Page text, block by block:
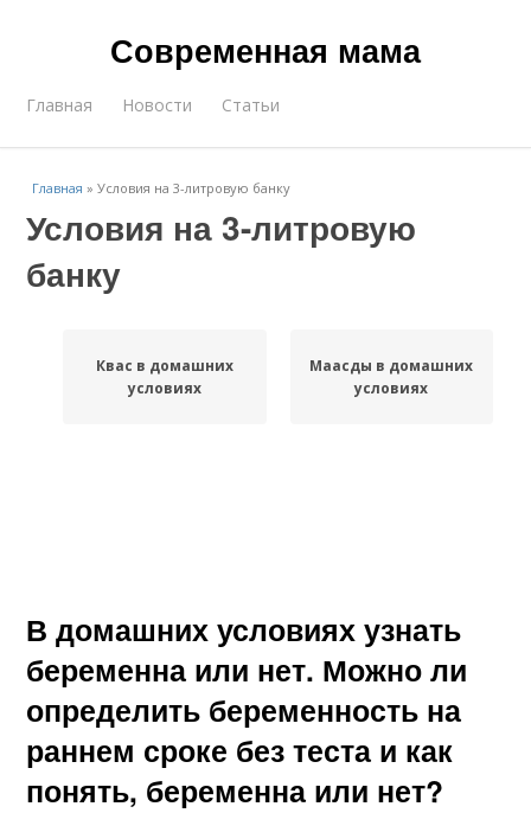
Современная мама
Главная Новости Статьи
Главная »Условия на 3-литровую банку
Условия на 3-литровую
банку
Квас в домашних
условиях
Маасды в домашних
условиях
В домашних условиях узнать
беременна или нет. Можно ли
определить беременность на
раннем сроке без теста и как
понять, беременна или нет?